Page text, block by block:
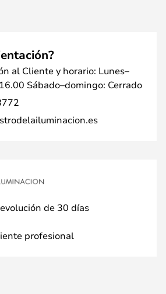
al Cliente y horario: Lunes–
Sábado–domingo: Cerrado
de 30 días
profesional